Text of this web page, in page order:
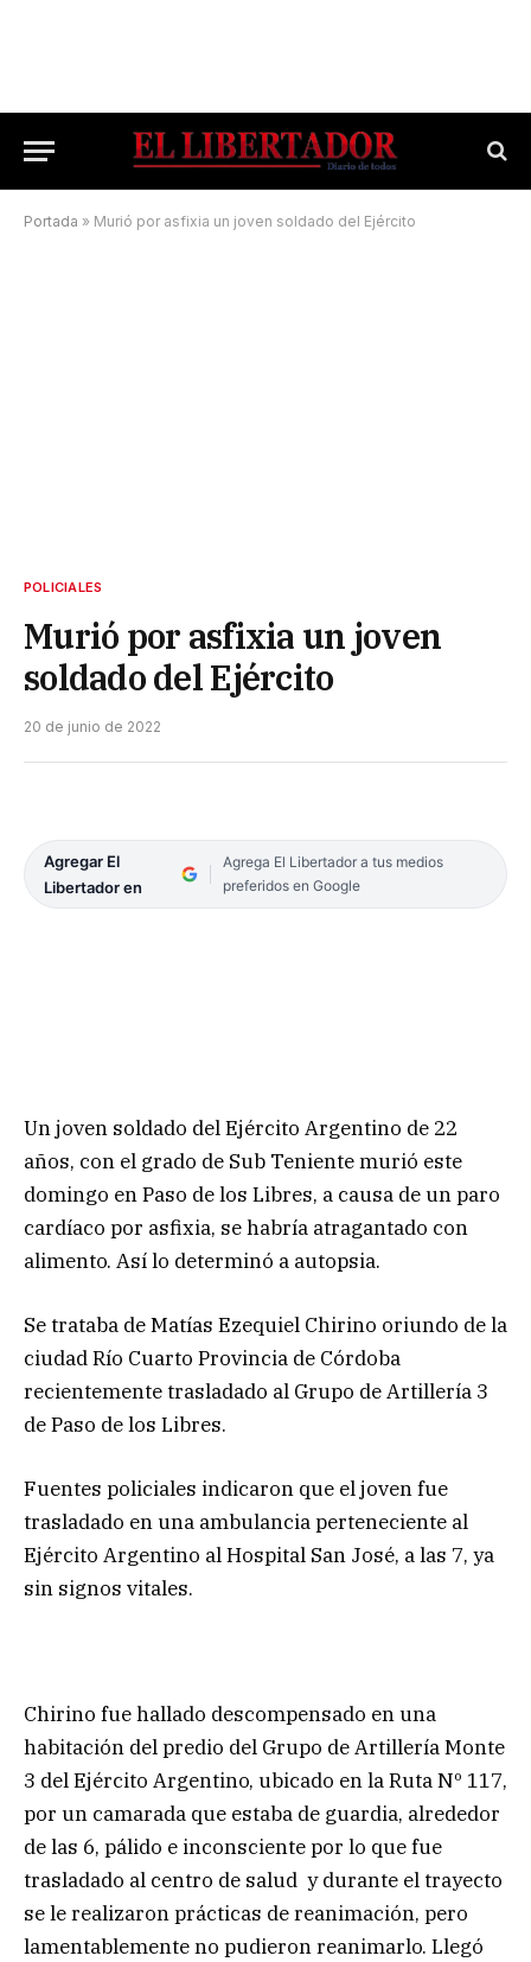
Portada » Murió por asfixia un joven soldado del Ejército
POLICIALES
Murió por asfixia un joven
soldado del Ejército
20 de junio de 2022
Agregar El
Libertador en
Agrega El Libertador a tus medios
preferidos en Google
Un joven soldado del Ejército Argentino de 22
años, con el grado de Sub Teniente murió este
domingo en Paso de los Libres, a causa de un paro
cardíaco por asfixia, se habría atragantado con
alimento. Así lo determinó a autopsia.
Se trataba de Matías Ezequiel Chirino oriundo de la
ciudad Río Cuarto Provincia de Córdoba
recientemente trasladado al Grupo de Artillería 3
de Paso de los Libres.
Fuentes policiales indicaron que el joven fue
trasladado en una ambulancia perteneciente al
Ejército Argentino al Hospital San José, a las 7, ya
sin signos vitales.
Chirino fue hallado descompensado en una
habitación del predio del Grupo de Artillería Monte
3 del Ejército Argentino, ubicado en la Ruta Nº 117,
por un camarada que estaba de guardia, alrededor
de las 6, pálido e inconsciente por lo que fue
trasladado al centro de salud y durante el trayecto
se le realizaron prácticas de reanimación, pero
lamentablemente no pudieron reanimarlo. Llegó